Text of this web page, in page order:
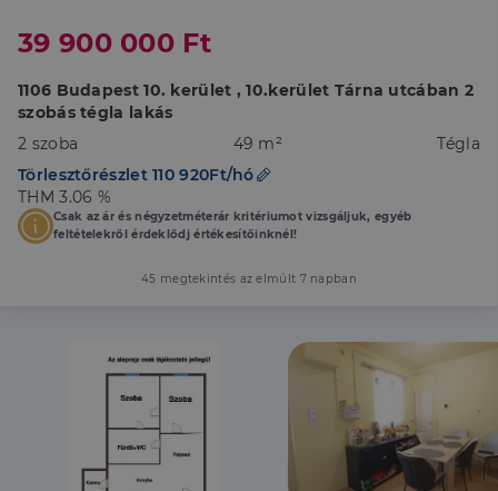
39 900 000 Ft
1106 Budapest 10. kerület , 10.kerület Tárna utcában 2
szobás tégla lakás
2 szoba
49 m²
Tégla
Törlesztőrészlet 110 920Ft/hó
THM 3.06 %
Csak az ár és négyzetméterár kritériumot vizsgáljuk, egyéb
feltételekről érdeklődj értékesítőinknél!
45 megtekintés az elmúlt 7 napban